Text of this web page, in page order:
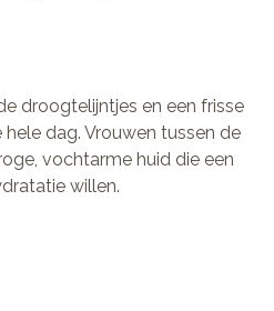
droogtelijntjes en een frisse
dag. Vrouwen tussen de
vochtarme huid die een
willen.